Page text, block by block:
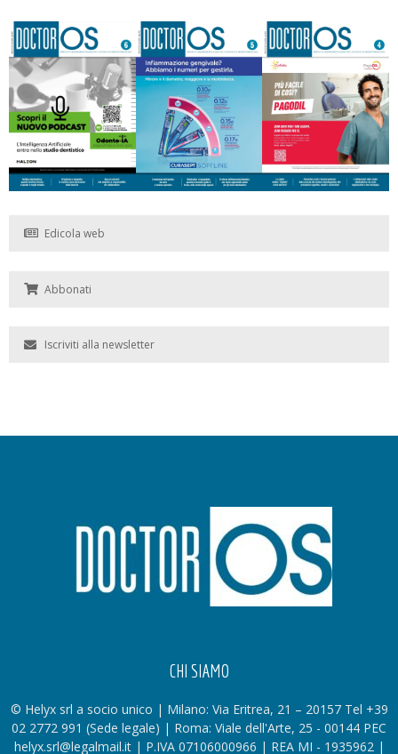
Edicola web
Abbonati
Iscriviti alla newsletter
CHI SIAMO
© Helyx srl a socio unico | Milano: Via Eritrea, 21 – 20157 Tel +39
02 2772 991 (Sede legale) | Roma: Viale dell'Arte, 25 - 00144 PEC
helyx.srl@legalmail.it | P.IVA 07106000966 | REA MI - 1935962 |